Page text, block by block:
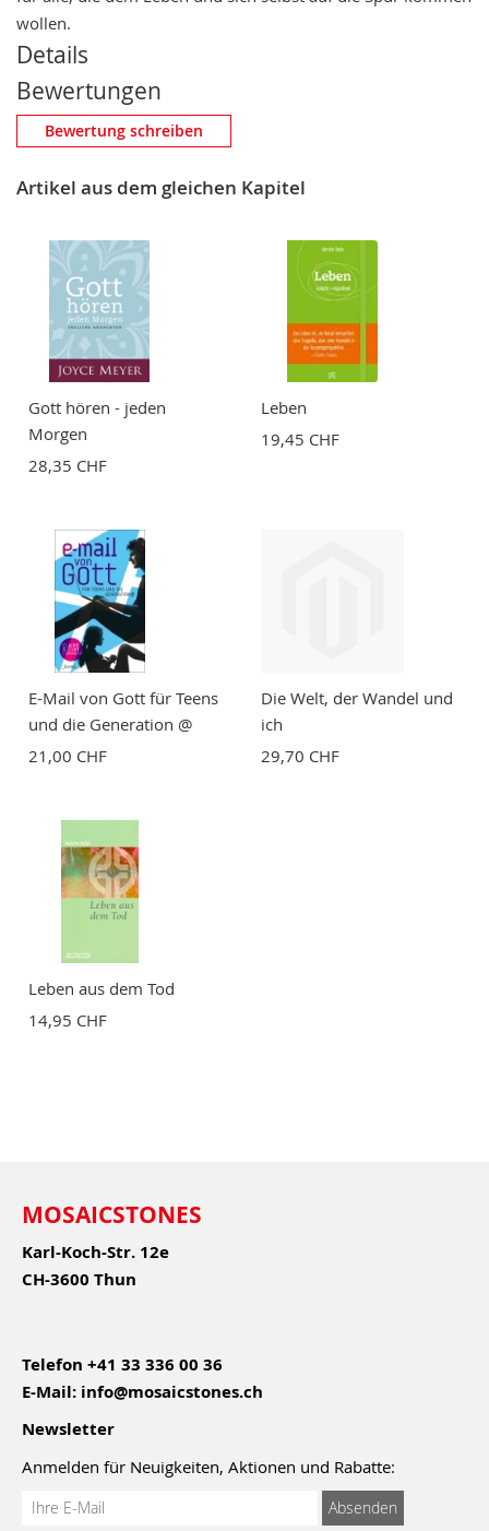
wollen.
Details
Bewertungen
Eigene Bewertung schreiben
Nickname
Zusammenfassung
Bewertung
Bewertung schreiben
Artikel aus dem gleichen Kapitel
Gott hören - jeden
Morgen
28,35 CHF
Leben
19,45 CHF
E-Mail von Gott für Teens
und die Generation @
21,00 CHF
Die Welt, der Wandel und
ich
29,70 CHF
Leben aus dem Tod
14,95 CHF
MOSAICSTONES
Karl-Koch-Str. 12e
CH-3600 Thun
Telefon +41 33 336 00 36
E-Mail: info@mosaicstones.ch
Newsletter
Anmelden für Neuigkeiten, Aktionen und Rabatte:
Anmeldung
Absenden